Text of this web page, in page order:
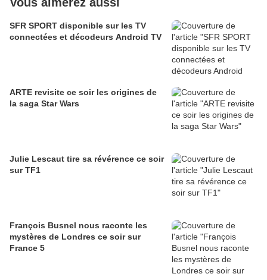
SFR SPORT disponible sur les TV
connectées et décodeurs Android TV
ARTE revisite ce soir les origines de
la saga Star Wars
Julie Lescaut tire sa révérence ce soir
sur TF1
François Busnel nous raconte les
mystères de Londres ce soir sur
France 5